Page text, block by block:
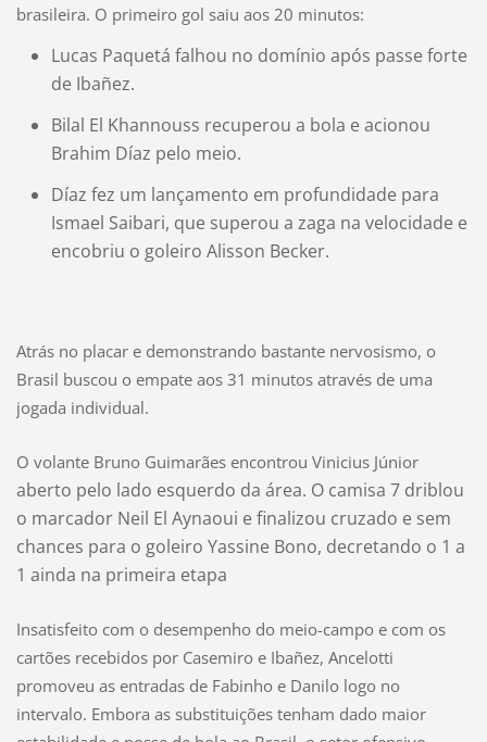
brasileira. O primeiro gol saiu aos 20 minutos:
Lucas Paquetá falhou no domínio após passe forte
de Ibañez.
Bilal El Khannouss recuperou a bola e acionou
Brahim Díaz pelo meio.
Díaz fez um lançamento em profundidade para
Ismael Saibari, que superou a zaga na velocidade e
encobriu o goleiro Alisson Becker.
Atrás no placar e demonstrando bastante nervosismo, o
Brasil buscou o empate aos 31 minutos através de uma
jogada individual.
O volante Bruno Guimarães encontrou Vinicius Júnior
aberto pelo lado esquerdo da área. O camisa 7 driblou
o marcador Neil El Aynaoui e finalizou cruzado e sem
chances para o goleiro Yassine Bono, decretando o 1 a
1 ainda na primeira etapa
Insatisfeito com o desempenho do meio-campo e com os
cartões recebidos por Casemiro e Ibañez, Ancelotti
promoveu as entradas de Fabinho e Danilo logo no
intervalo. Embora as substituições tenham dado maior